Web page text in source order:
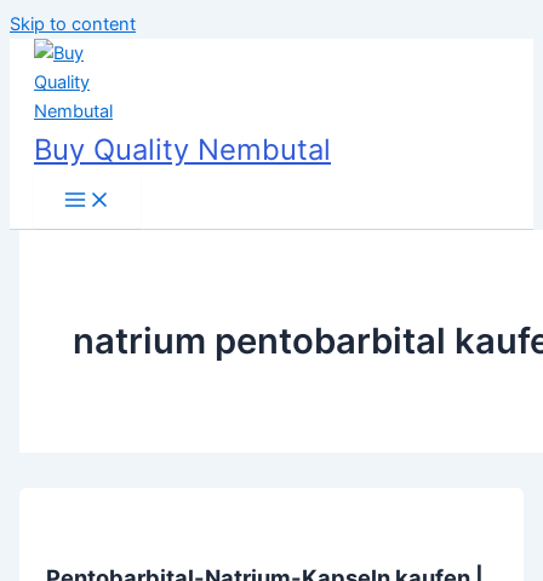
Skip to content
Buy Quality Nembutal
natrium pentobarbital